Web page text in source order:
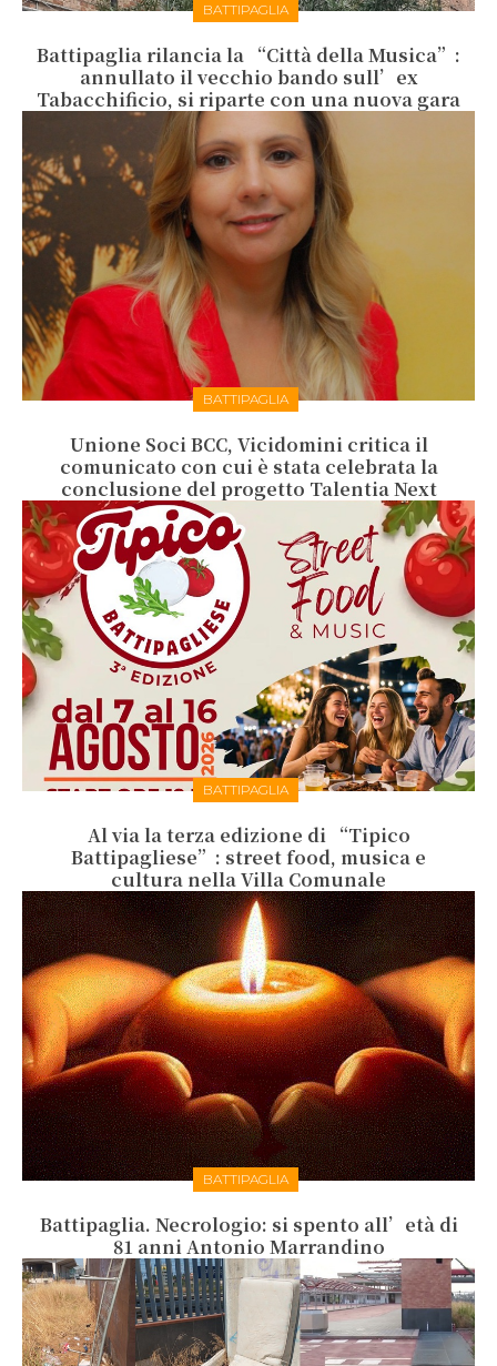
BATTIPAGLIA
Battipaglia rilancia la “Città della Musica”:
annullato il vecchio bando sull’ex
Tabacchificio, si riparte con una nuova gara
BATTIPAGLIA
Unione Soci BCC, Vicidomini critica il
comunicato con cui è stata celebrata la
conclusione del progetto Talentia Next
BATTIPAGLIA
Al via la terza edizione di “Tipico
Battipagliese”: street food, musica e
cultura nella Villa Comunale
BATTIPAGLIA
Battipaglia. Necrologio: si spento all’età di
81 anni Antonio Marrandino